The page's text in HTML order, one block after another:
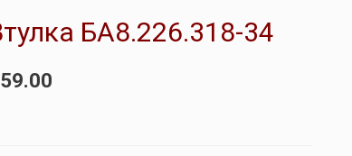
БА8.226.318-34
59.00